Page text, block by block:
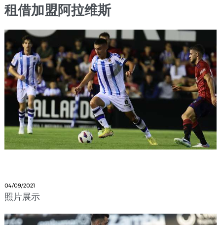
租借加盟阿拉维斯
04/09/2021
照片展示